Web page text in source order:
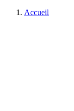
Accueil